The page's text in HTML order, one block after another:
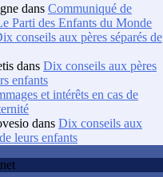
dans Communiqué de
Parti des Enfants du Monde
conseils aux pères séparés de
dans Dix conseils aux pères
enfants
et intérêts en cas de
dans Dix conseils aux
leurs enfants